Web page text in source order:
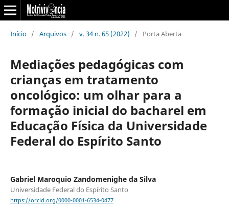
Início / Arquivos / v. 34 n. 65 (2022) / Porta Aberta
Mediações pedagógicas com
crianças em tratamento
oncológico: um olhar para a
formação inicial do bacharel em
Educação Física da Universidade
Federal do Espírito Santo
Gabriel Maroquio Zandomenighe da Silva
Universidade Federal do Espírito Santo
https://orcid.org/0000-0001-6534-0477